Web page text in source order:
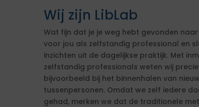
Wij zijn LibLab
Wat fijn dat je je weg hebt gevonden
voor jou als zelfstandig professional en
inzichten uit de dagelijkse praktijk. Met
zelfstandig professionals weten wij
bijvoorbeeld bij het binnenhalen van
tussenpersonen. Omdat we zelf iedere
gehad, merken we dat de traditionele